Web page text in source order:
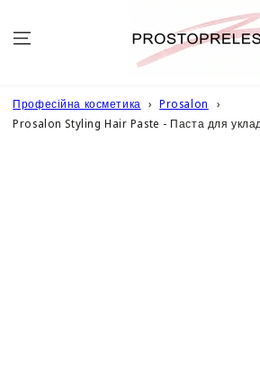
Професійна косметика
Prosalon
Prosalon Styling Hair Paste - Паста для